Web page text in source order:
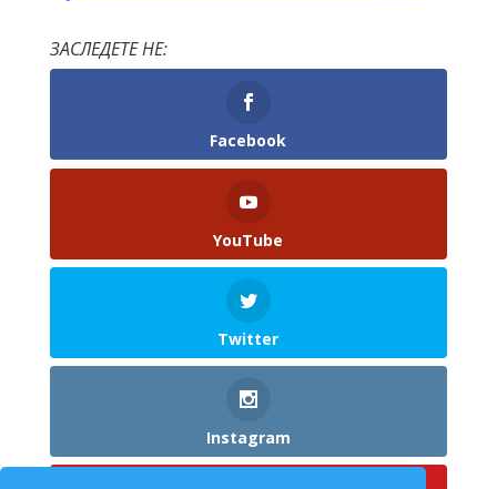
ЗАСЛЕДЕТЕ НЕ:
Facebook
YouTube
Twitter
Instagram